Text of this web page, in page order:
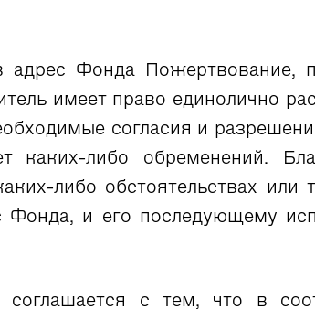
адрес Фонда Пожертвование,
имеет право единолично
согласия и
либо обременений.
либо обстоятельствах или
и его последующему
соглашается с тем, что в